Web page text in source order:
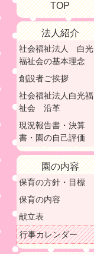
TOP
法人紹介
社会福祉法人 白光
福祉会の基本理念
創設者ご挨拶
社会福祉法人白光福
祉会 沿革
現況報告書・決算
書・園の自己評価
園の内容
保育の方針・目標
保育の内容
献立表
行事カレンダー